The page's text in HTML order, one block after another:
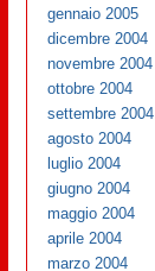
gennaio 2005
dicembre 2004
novembre 2004
ottobre 2004
settembre 2004
agosto 2004
luglio 2004
giugno 2004
maggio 2004
aprile 2004
marzo 2004